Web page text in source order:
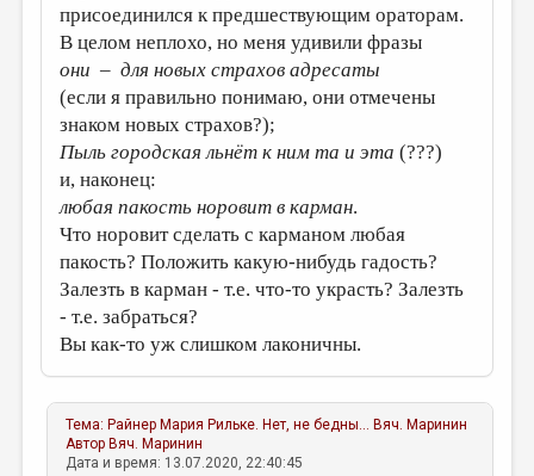
присоединился к предшествующим ораторам.
В целом неплохо, но меня удивили фразы
они – для новых страхов адресаты
(если я правильно понимаю, они отмечены
знаком новых страхов?);
Пыль городская льнёт к ним та и эта (???)
и, наконец:
любая пакость норовит в карман.
Что норовит сделать с карманом любая
пакость? Положить какую-нибудь гадость?
Залезть в карман - т.е. что-то украсть? Залезть
- т.е. забраться?
Вы как-то уж слишком лаконичны.
Тема: Райнер Мария Рильке. Нет, не бедны... Вяч. Маринин
Автор Вяч. Маринин
Дата и время: 13.07.2020, 22:40:45